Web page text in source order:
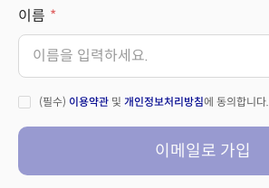
이름
(필수) 이용약관 및 개인정보처리방침에 동의합니다.
이메일로 가입